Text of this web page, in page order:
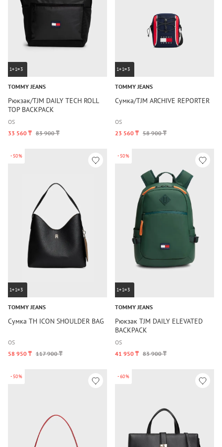
1+1=3
TOMMY JEANS
Рюкзак/TJM DAILY TECH ROLL
TOP BACKPACK
OS
33 560 ₸ 83 900 ₸
1+1=3
TOMMY JEANS
Сумка/TJM ARCHIVE REPORTER
OS
23 560 ₸ 58 900 ₸
-50%
1+1=3
TOMMY JEANS
Сумка TH ICON SHOULDER BAG
OS
58 950 ₸ 117 900 ₸
-50%
1+1=3
TOMMY JEANS
Рюкзак TJM DAILY ELEVATED
BACKPACK
OS
41 950 ₸ 83 900 ₸
-50% -60%